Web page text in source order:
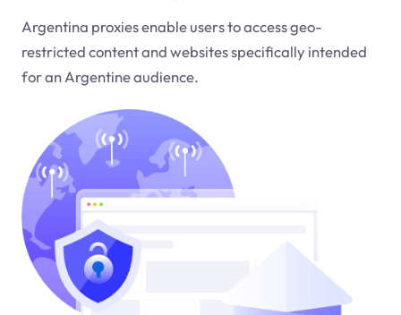
Argentina proxies enable users to access geo-
restricted content and websites specifically intended
for an Argentine audience.